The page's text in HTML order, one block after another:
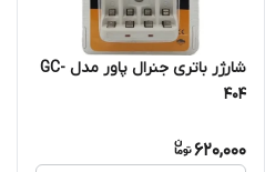
شارژر باتری جنرال پاور مدل GC-
404
620,000